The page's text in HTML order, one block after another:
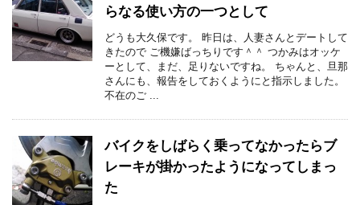
らなる使い方の一つとして
どうも大久保です。 昨日は、人妻さんとデートして
きたので ご機嫌ばっちりです＾＾ つかみはオッケ
ーとして、まだ、足りないですね。 ちゃんと、旦那
さんにも、報告をしておくようにと指示しました。
不在のご ...
バイクをしばらく乗ってなかったらブ
レーキが掛かったようになってしまっ
た